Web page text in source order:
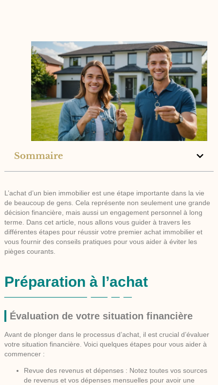
Sommaire
L’achat d’un bien immobilier est une étape importante dans la vie
de beaucoup de gens. Cela représente non seulement une grande
décision financière, mais aussi un engagement personnel à long
terme. Dans cet article, nous allons vous guider à travers les
différentes étapes pour réussir votre premier achat immobilier et
vous fournir des conseils pratiques pour vous aider à éviter les
pièges courants.
Préparation à l’achat
Évaluation de votre situation financière
Avant de plonger dans le processus d’achat, il est crucial d’évaluer
votre situation financière. Voici quelques étapes pour vous aider à
commencer :
Revue des revenus et dépenses : Notez toutes vos sources
de revenus et vos dépenses mensuelles pour avoir une